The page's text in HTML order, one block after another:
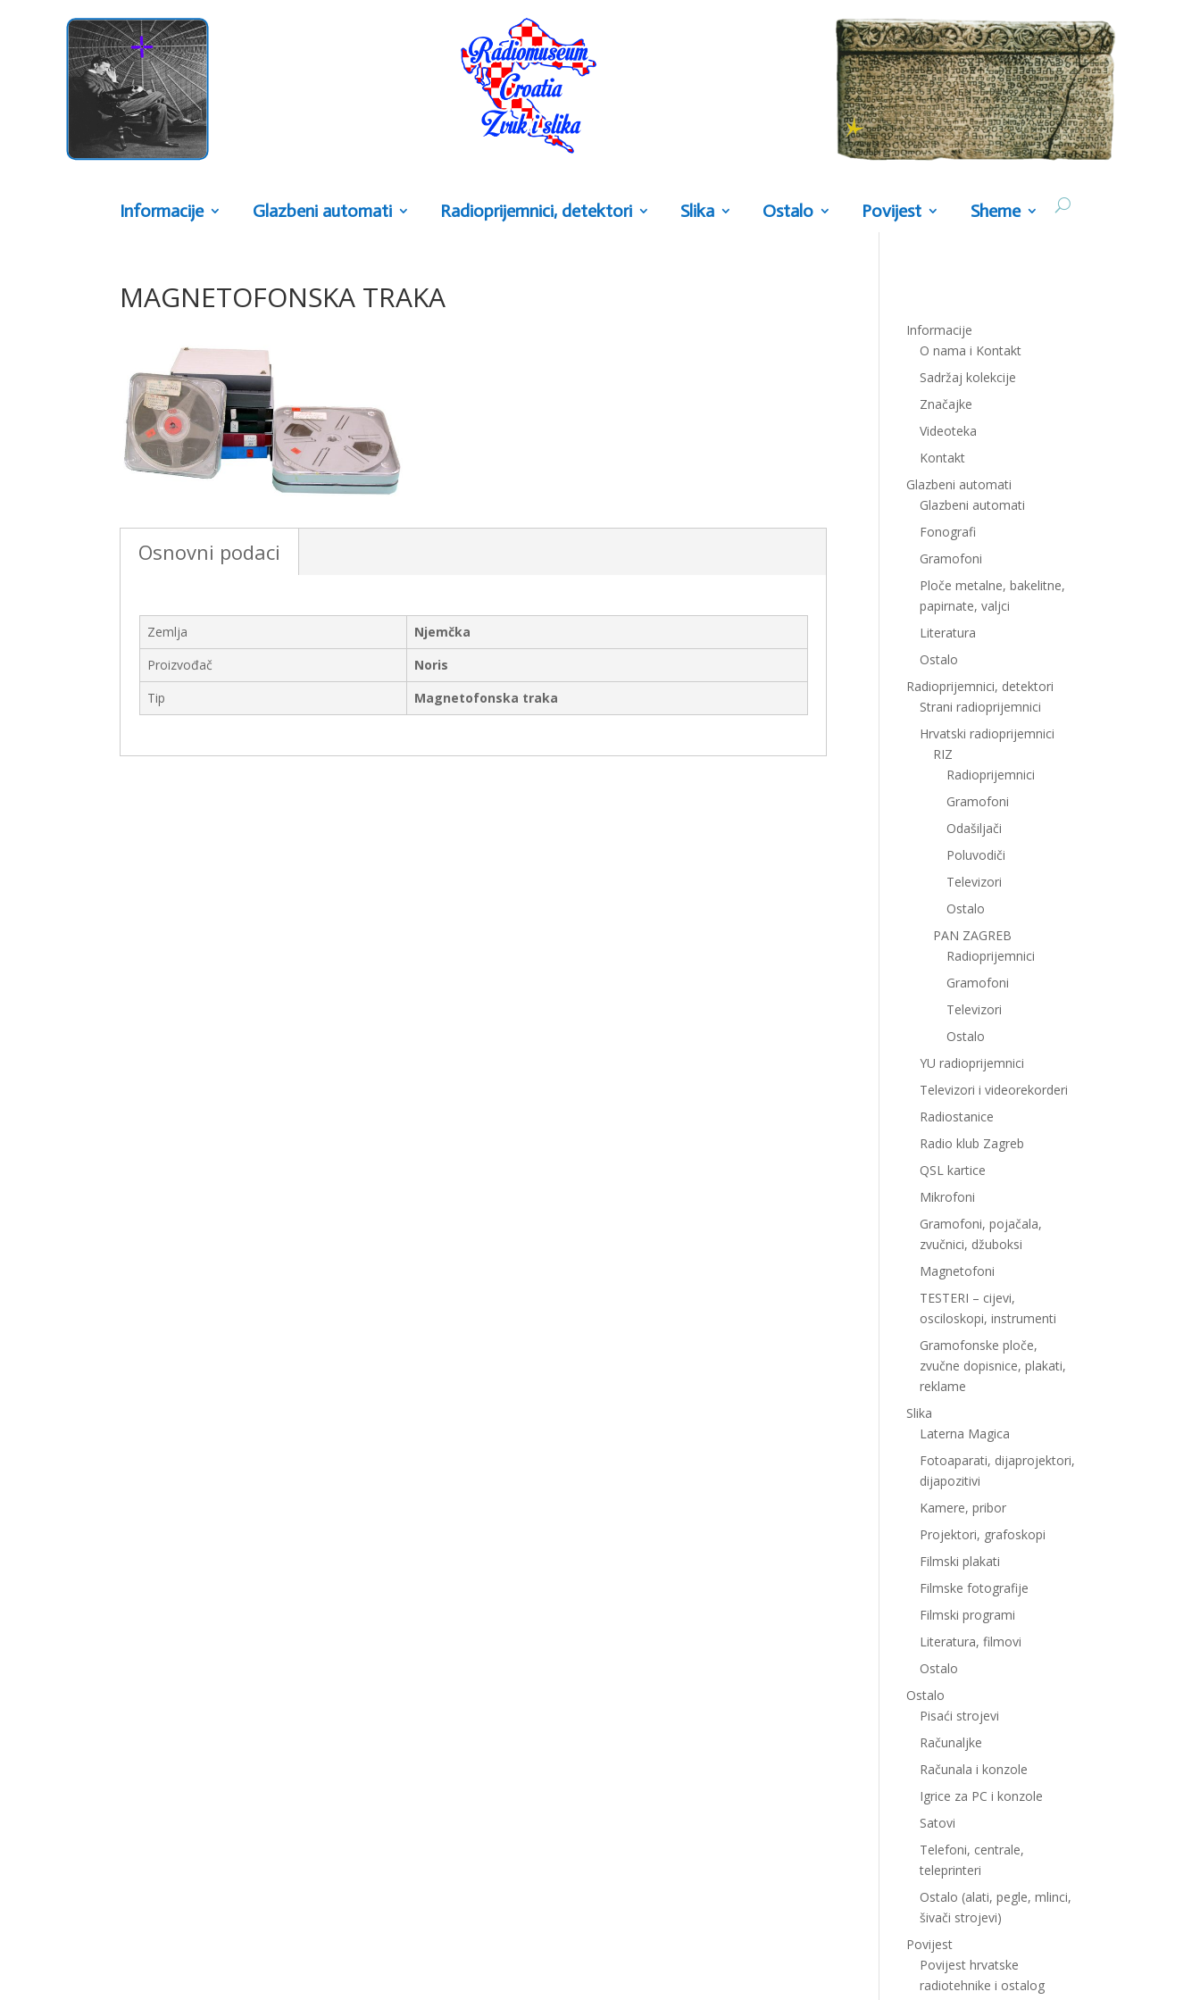
Informacije Glazbeni automati Radioprijemnici, detektori Slika Ostalo Povijest Sheme
MAGNETOFONSKA TRAKA
Osnovni podaci
Zemlja
Njemčka
Proizvođač
Noris
Tip
Magnetofonska traka
Informacije
O nama i Kontakt
Sadržaj kolekcije
Značajke
Videoteka
Kontakt
Glazbeni automati
Glazbeni automati
Fonografi
Gramofoni
Ploče metalne, bakelitne,
papirnate, valjci
Literatura
Ostalo
Radioprijemnici, detektori
Strani radioprijemnici
Hrvatski radioprijemnici
RIZ
Radioprijemnici
Gramofoni
Odašiljači
Poluvodiči
Televizori
Ostalo
PAN ZAGREB
Radioprijemnici
Gramofoni
Televizori
Ostalo
YU radioprijemnici
Televizori i videorekorderi
Radiostanice
Radio klub Zagreb
QSL kartice
Mikrofoni
Gramofoni, pojačala,
zvučnici, džuboksi
Magnetofoni
TESTERI – cijevi,
osciloskopi, instrumenti
Gramofonske ploče,
zvučne dopisnice, plakati,
reklame
Slika
Laterna Magica
Fotoaparati, dijaprojektori,
dijapozitivi
Kamere, pribor
Projektori, grafoskopi
Filmski plakati
Filmske fotografije
Filmski programi
Literatura, filmovi
Ostalo
Ostalo
Pisaći strojevi
Računaljke
Računala i konzole
Igrice za PC i konzole
Satovi
Telefoni, centrale,
teleprinteri
Ostalo (alati, pegle, mlinci,
šivači strojevi)
Povijest
Povijest hrvatske
radiotehnike i ostalog